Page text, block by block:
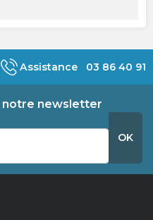
Assistance 03 86 40 91
notre newsletter
OK